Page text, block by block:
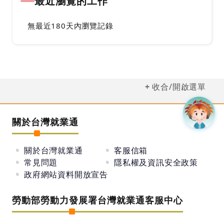
無最近180天內瀏覽記錄
收合/開啟選單
關於台灣就業通
關於台灣就業通
客服信箱
常見問題
隱私權及資訊安全政策
政府網站資料開放宣告
勞動部勞動力發展署台灣就業通客服中心